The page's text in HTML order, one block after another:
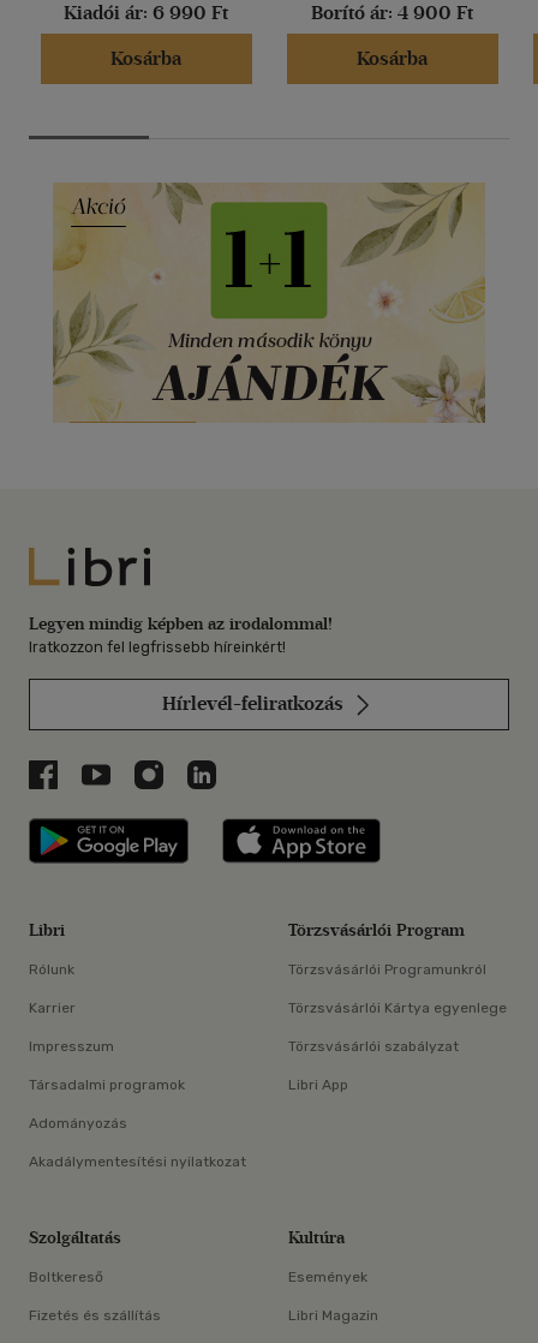
Kiadói ár: 6 990 Ft
Kosárba
Borító ár: 4 900 Ft
Kosárba
Libri
Legyen mindig képben az irodalommal!
Iratkozzon fel legfrissebb híreinkért!
Hírlevél-feliratkozás
Libri a Facebookon
Libri a Youtube-on
Libri az Instagramon
Libri a LinkedInen
Libri applikáció Szerezd meg: Google
Libri
Rólunk
Karrier
Impresszum
Társadalmi programok
Adományozás
Akadálymentesítési nyilatkozat
Törzsvásárlói Program
Törzsvásárlói Programunkról
Törzsvásárlói Kártya egyenlege
Törzsvásárlói szabályzat
Libri App
Szolgáltatás
Boltkereső
Fizetés és szállítás
Kultúra
Események
Libri Magazin